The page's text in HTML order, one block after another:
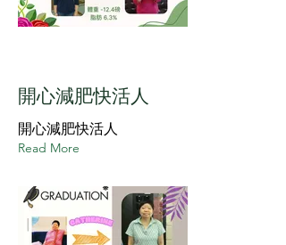
開心減肥快活人
開心減肥快活人
Read More